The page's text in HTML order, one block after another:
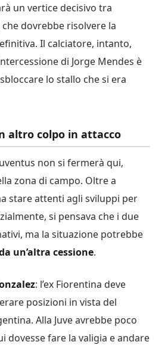
un vertice decisivo tra
che dovrebbe risolvere la
Il calciatore, intanto,
di Jorge Mendes è
lo stallo che si era
altro colpo in attacco
non si fermerà qui,
zona di campo. Oltre a
stare attenti agli sviluppi per
si pensava che i due
ma la situazione potrebbe
un’altra cessione.
: l’ex Fiorentina deve
posizioni in vista del
Alla Juve avrebbe poco
dovesse fare la valigia e andare